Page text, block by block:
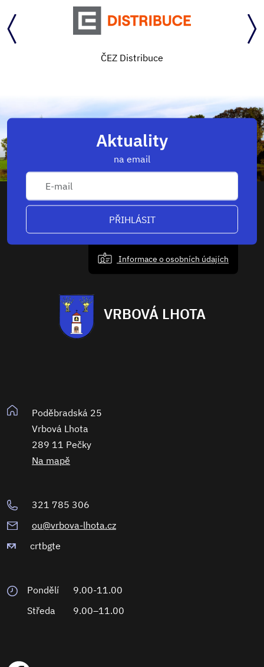
ČEZ Distribuce
Aktuality
na email
PŘIHLÁSIT
Informace o osobních údajích
VRBOVÁ LHOTA
Poděbradská 25
Vrbová Lhota
289 11 Pečky
Na mapě
321 785 306
ou@vrbova-lhota.cz
crtbgte
Pondělí
9.00-11.00
Středa
9.00–11.00